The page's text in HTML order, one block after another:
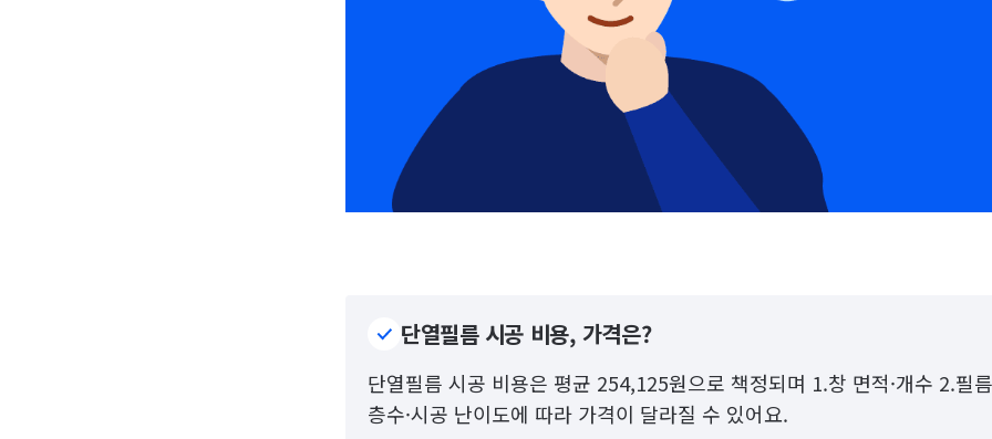
단열필름 시공 비용, 가격은?
단열필름 시공 비용은 평균 254,125원으로 책정되며 1.창 면적·개수 2.필
층수·시공 난이도에 따라 가격이 달라질 수 있어요.